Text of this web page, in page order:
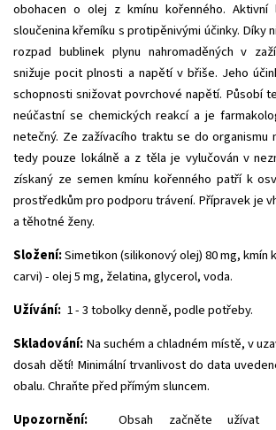
obohacen o olej z kmínu kořenného. Aktivní
sloučenina křemíku s protipěnivými účinky. Díky
rozpad bublinek plynu nahromaděných v
snižuje pocit plnosti a napětí v břiše. Jeho
schopnosti snižovat povrchové napětí. Působí
neúčastní se chemických reakcí a je
netečný. Ze zažívacího traktu se do organismu
tedy pouze lokálně a z těla je vylučován v
získaný ze semen kmínu kořenného patří k
prostředkům pro podporu trávení. Přípravek je
a těhotné ženy.
Složení:Simetikon (silikonový olej) 80 mg, kmín
carvi) - olej 5 mg, želatina, glycerol, voda.
Užívání: 1 - 3 tobolky denně, podle potřeby.
Skladování:Na suchém a chladném místě, v
dosah dětí! Minimální trvanlivost do data
obalu. Chraňte před přímým sluncem.
Upozornění:
Obsah začněte užívat